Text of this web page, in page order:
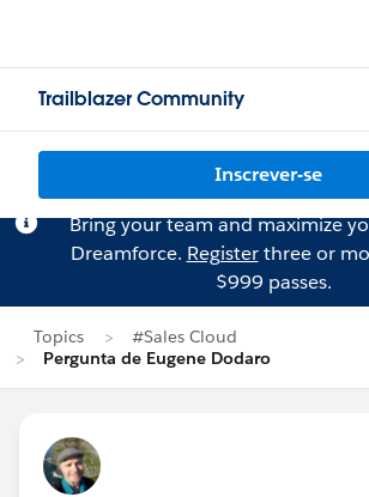
Trailblazer Community
Inscrever-se
Bring your team and maximize
Dreamforce. Registerthree or
$999 passes.
Topics
#Sales Cloud
Pergunta de Eugene Dodaro